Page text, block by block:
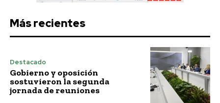
Más recientes
Destacado
Gobierno y oposición
sostuvieron la segunda
jornada de reuniones